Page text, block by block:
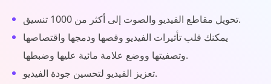
تحويل مقاطع الفيديو والصوت إلى أكثر من 1000 تنسيق.
يمكنك قلب تأثيرات الفيديو وقصها ودمجها واقتصاصها
وتصفيتها ووضع علامة مائية عليها وضبطها.
تعزيز الفيديو لتحسين جودة الفيديو.